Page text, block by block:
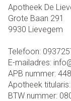
Apotheek De
Grote Baan 291
9930 Lievegem
Telefoon:
E-mailadres:
APB nummer:
Apotheek titularis:
BTW nummer: